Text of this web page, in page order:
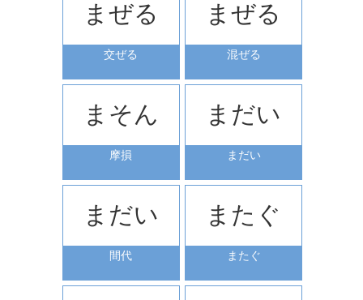
まぜる
交ぜる
まぜる
混ぜる
まそん
摩損
まだい
まだい
まだい
間代
またぐ
またぐ